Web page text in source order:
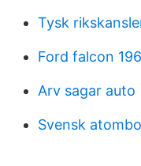
Tysk
Ford falcon
Arv sagar auto
Svensk